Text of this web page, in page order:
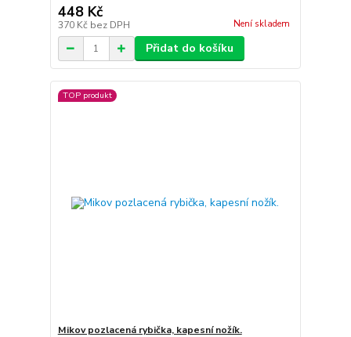
448 Kč
370 Kč bez DPH Není skladem
Přidat do košíku
TOP produkt
Mikov pozlacená rybička, kapesní nožík.